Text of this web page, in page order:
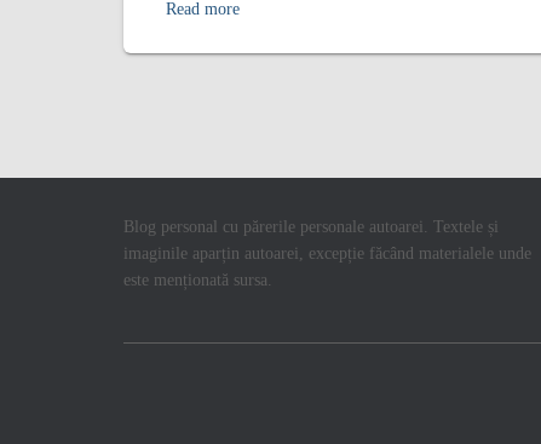
Read more
Blog personal cu părerile personale autoarei. Textele și
imaginile aparțin autoarei, excepție făcând materialele unde
este menționată sursa.